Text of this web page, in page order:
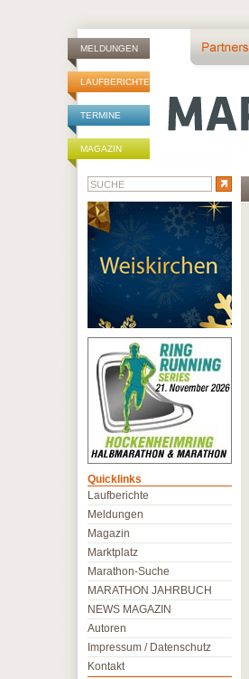
MELDUNGEN
LAUFBERICHTE
TERMINE
MAGAZIN
Quicklinks
Laufberichte
Meldungen
Magazin
Marktplatz
Marathon-Suche
MARATHON JAHRBUCH
NEWS MAGAZIN
Autoren
Impressum / Datenschutz
Kontakt